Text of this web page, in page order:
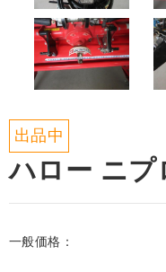
出品中
ハロー ニプ
一般価格：